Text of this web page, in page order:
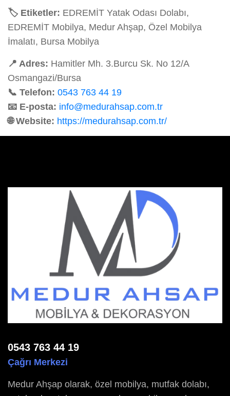
🏷️ Etiketler: EDREMİT Yatak Odası Dolabı,
EDREMİT Mobilya, Medur Ahşap, Özel Mobilya
İmalatı, Bursa Mobilya
📍 Adres: Hamitler Mh. 3.Burcu Sk. No 12/A
Osmangazi/Bursa
📞 Telefon: 0543 763 44 19
📧 E-posta: info@medurahsap.com.tr
🌐 Website: https://medurahsap.com.tr/
0543 763 44 19
Çağrı Merkezi
Medur Ahşap olarak, özel mobilya, mutfak dolabı,